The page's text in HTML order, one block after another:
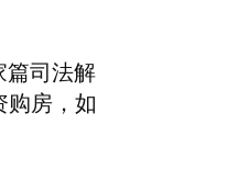
篇司法解
购房，如